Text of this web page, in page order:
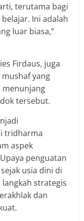
terutama bagi
Ini adalah
luar biasa,”
Firdaus, juga
yang
menunjang
tersebut.
tridharma
aspek
penguatan
usia dini di
strategis
dan